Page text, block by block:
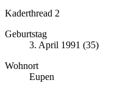
Kaderthread 2
Geburtstag
3. April 1991 (35)
Wohnort
Eupen